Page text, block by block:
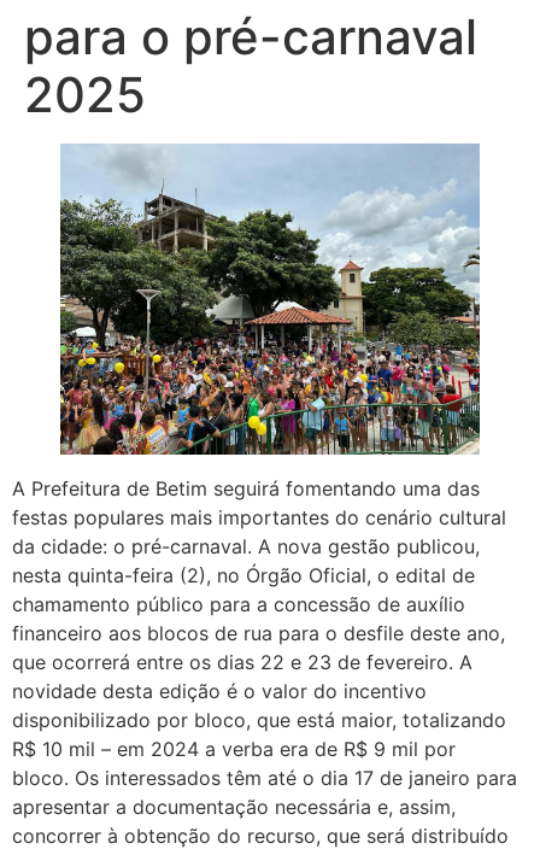
para o pré-carnaval
2025
A Prefeitura de Betim seguirá fomentando uma das
festas populares mais importantes do cenário cultural
da cidade: o pré-carnaval. A nova gestão publicou,
nesta quinta-feira (2), no Órgão Oficial, o edital de
chamamento público para a concessão de auxílio
financeiro aos blocos de rua para o desfile deste ano,
que ocorrerá entre os dias 22 e 23 de fevereiro. A
novidade desta edição é o valor do incentivo
disponibilizado por bloco, que está maior, totalizando
R$ 10 mil – em 2024 a verba era de R$ 9 mil por
bloco. Os interessados têm até o dia 17 de janeiro para
apresentar a documentação necessária e, assim,
concorrer à obtenção do recurso, que será distribuído